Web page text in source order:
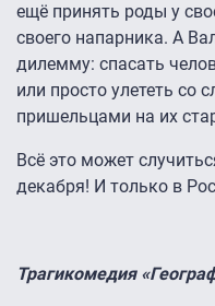
ещё принять роды у
своего напарника. А
дилемму: спасать
или просто улететь со
пришельцами на их
Всё это может
декабря! И только в
Трагикомедия